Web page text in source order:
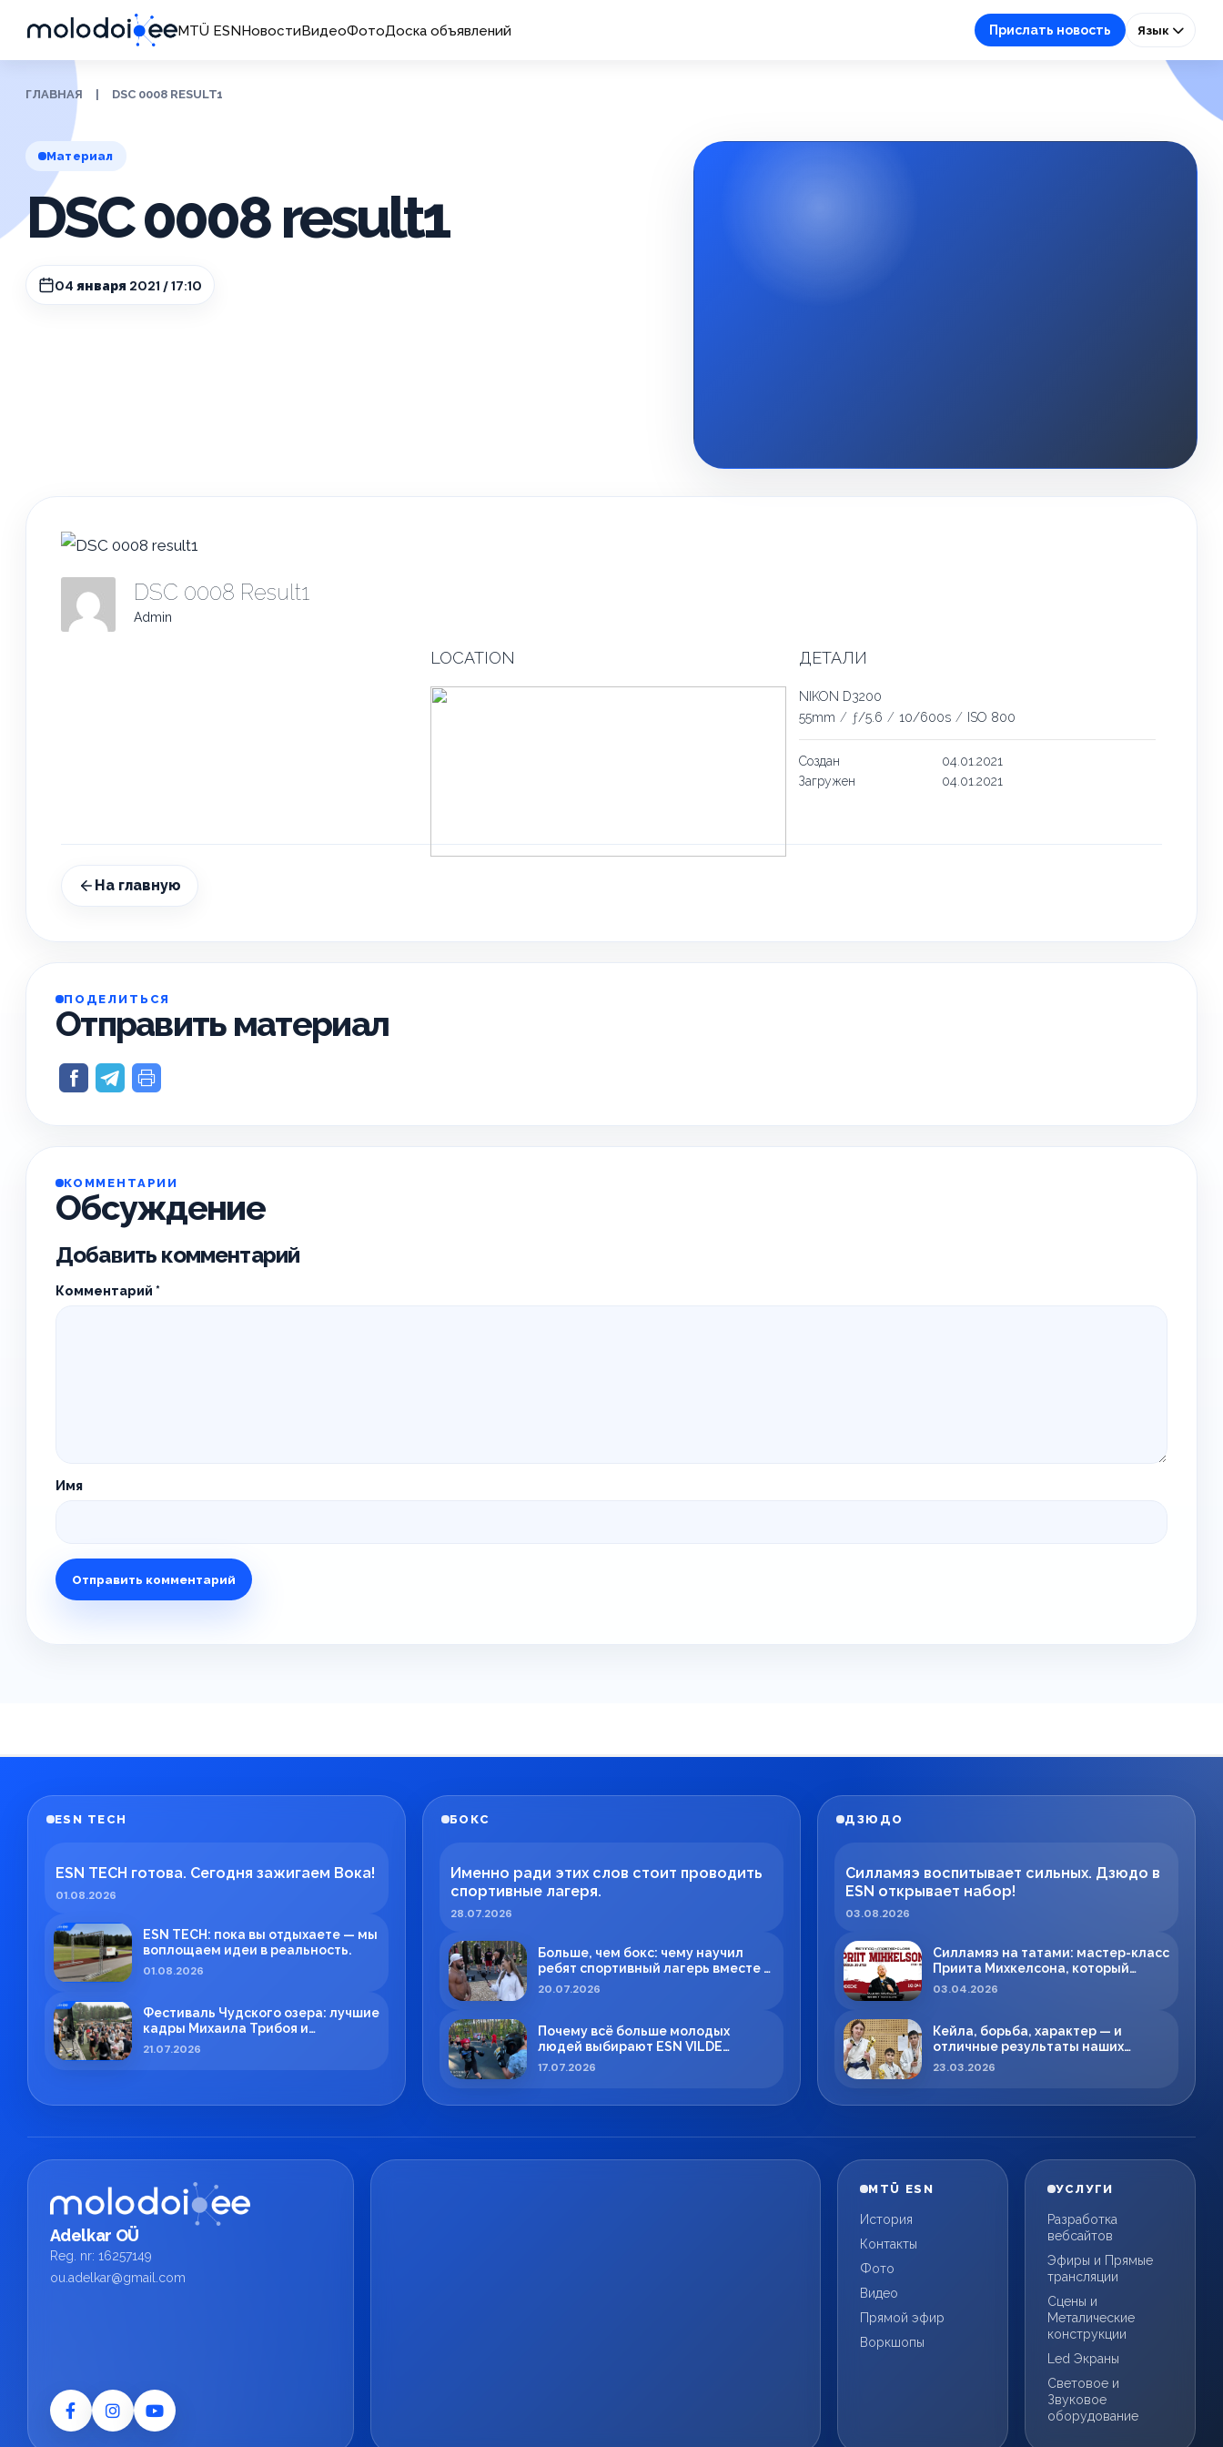
MTÜ ESNНовостиВидеоФотоДоска объявлений Прислать новость Язык
ГЛАВНАЯ DSC 0008 RESULT1
Материал
DSC 0008 result1
04 января 2021 / 17:10
DSC 0008 Result1
Admin
LOCATION ДЕТАЛИ
NIKON D3200
55mm / ƒ/5.6 / 10/600s / ISO 800
Создан
04.01.2021
Загружен
04.01.2021
На главную
ПОДЕЛИТЬСЯ
Отправить материал
КОММЕНТАРИИ
Обсуждение
Добавить комментарий
Комментарий *
Имя
ESN TECH
ESN TECH готова. Сегодня зажигаем Вока!
01.08.2026
ESN TECH: пока вы отдыхаете — мы
воплощаем идеи в реальность.
01.08.2026
Фестиваль Чудского озера: лучшие
кадры Михаила Трибоя и
профессиональная работа ESN
21.07.2026
БОКС
Именно ради этих слов стоит проводить
спортивные лагеря.
28.07.2026
Больше, чем бокс: чему научил
ребят спортивный лагерь вместе с
Максимом Вильде
20.07.2026
Почему всё больше молодых
людей выбирают ESN VILDE
BOXING в Силламяэ?
17.07.2026
ДЗЮДО
Силламяэ воспитывает сильных. Дзюдо в
ESN открывает набор!
03.08.2026
Силламяэ на татами: мастер-класс
Приита Михкелсона, который
меняет правила игры в регионе
03.04.2026
Кейла, борьба, характер — и
отличные результаты наших
спортсменов!
23.03.2026
Adelkar OÜ
Reg. nr: 16257149
ou.adelkar@gmail.com
MTÜ ESN
История
Контакты
Фото
Видео
Прямой эфир
Воркшопы
УСЛУГИ
Разработка
вебсайтов
Эфиры и Прямые
трансляции
Сцены и
Металические
конструкции
Led Экраны
Световое и
Звуковое
оборудование